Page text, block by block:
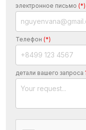
электронное письмо (*)
Телефон (*)
детали вашего запроса